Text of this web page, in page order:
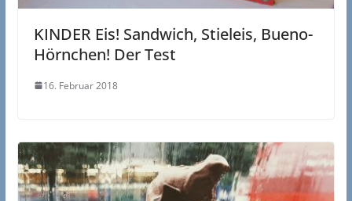
KINDER Eis! Sandwich, Stieleis, Bueno-
Hörnchen! Der Test
16. Februar 2018